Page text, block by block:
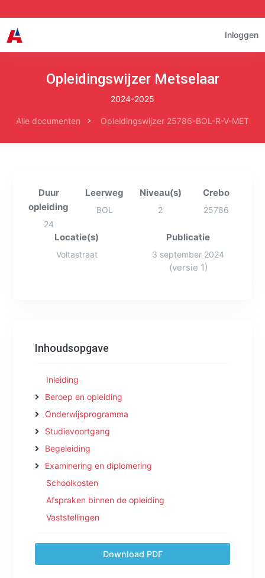
Inloggen
Opleidingswijzer Metselaar
2024-2025
Alle documenten Opleidingswijzer 25786-BOL-R-V-MET
Duur
opleiding
24
Leerweg
BOL
Niveau(s)
2
Crebo
25786
Locatie(s)
Voltastraat
Publicatie
3 september 2024
(versie 1)
Inhoudsopgave
Inleiding
Beroep en opleiding
Onderwijsprogramma
Studievoortgang
Begeleiding
Examinering en diplomering
Schoolkosten
Afspraken binnen de opleiding
Vaststellingen
Download PDF